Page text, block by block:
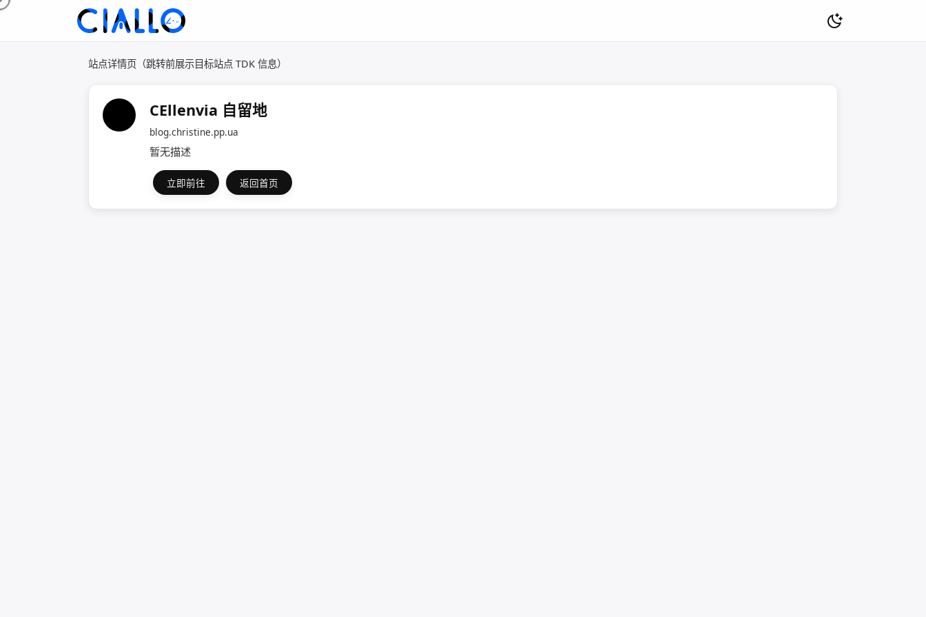
站点详情页（跳转前展示目标站点 TDK 信息）
CEllenvia 自留地
blog.christine.pp.ua
暂无描述
立即前往 返回首页